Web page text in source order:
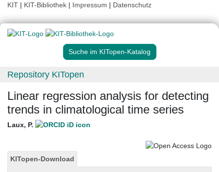
KIT | KIT-Bibliothek | Impressum | Datenschutz
Suche im KITopen-Katalog
Repository KITopen
Linear regression analysis for detecting
trends in climatological time series
Laux, P.
KITopen-Download